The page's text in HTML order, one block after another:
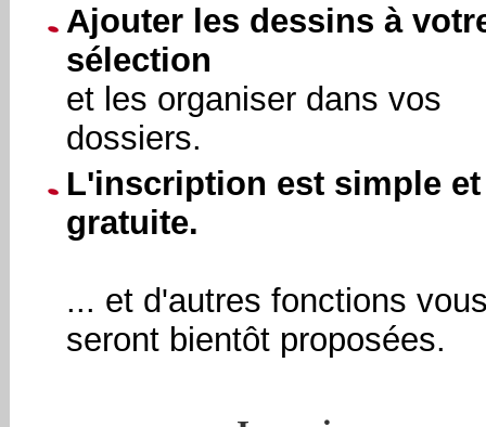
Ajouter les dessins à
sélection
et les organiser dans vos
dossiers.
L'inscription est simple et
gratuite.
... et d'autres fonctions
seront bientôt proposées.